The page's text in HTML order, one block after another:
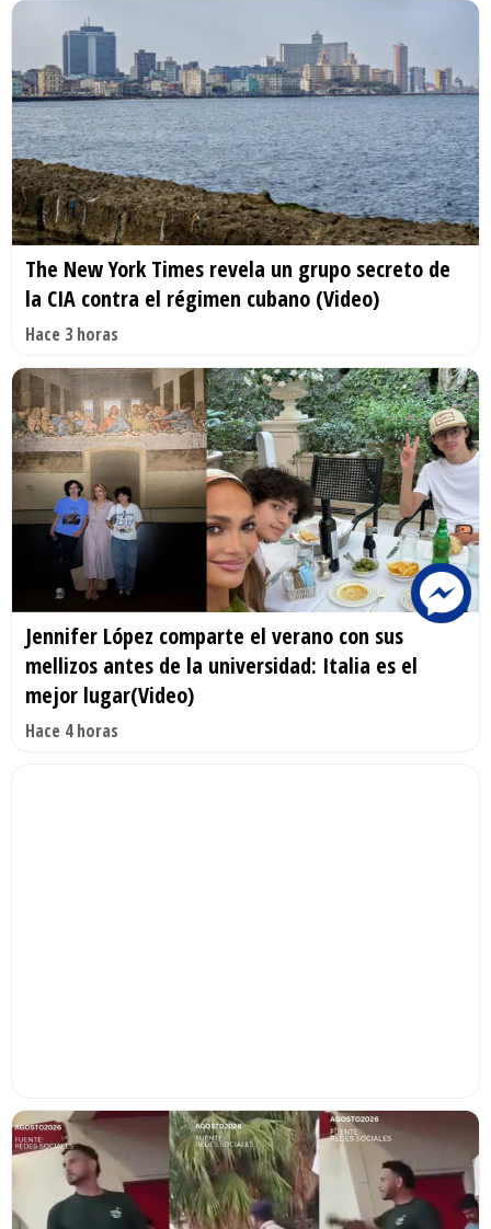
The New York Times revela un grupo secreto de
la CIA contra el régimen cubano (Video)
Hace 3 horas
Jennifer López comparte el verano con sus
mellizos antes de la universidad: Italia es el
mejor lugar(Video)
Hace 4 horas